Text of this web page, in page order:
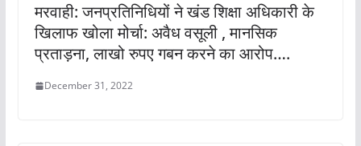
मरवाही: जनप्रतिनिधियों ने खंड शिक्षा अधिकारी के
खिलाफ खोला मोर्चा: अवैध वसूली , मानसिक
प्रताड़ना, लाखो रुपए गबन करने का आरोप….
December 31, 2022